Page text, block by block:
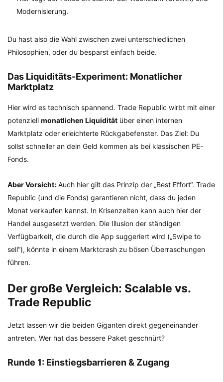
Modernisierung.
Du hast also die Wahl zwischen zwei unterschiedlichen
Philosophien, oder du besparst einfach beide.
Das Liquiditäts-Experiment: Monatlicher
Marktplatz
Hier wird es technisch spannend. Trade Republic wirbt mit einer
potenziell monatlichen Liquidität über einen internen
Marktplatz oder erleichterte Rückgabefenster. Das Ziel: Du
sollst schneller an dein Geld kommen als bei klassischen PE-
Fonds.
Aber Vorsicht: Auch hier gilt das Prinzip der „Best Effort“. Trade
Republic (und die Fonds) garantieren nicht, dass du jeden
Monat verkaufen kannst. In Krisenzeiten kann auch hier der
Handel ausgesetzt werden. Die Illusion der ständigen
Verfügbarkeit, die durch die App suggeriert wird („Swipe to
sell“), könnte in einem Marktcrash zu bösen Überraschungen
führen.
Der große Vergleich: Scalable vs.
Trade Republic
Jetzt lassen wir die beiden Giganten direkt gegeneinander
antreten. Wer hat das bessere Paket geschnürt?
Runde 1: Einstiegsbarrieren & Zugang